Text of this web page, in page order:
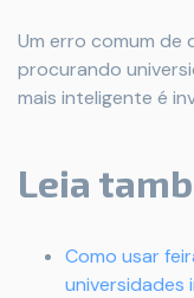
Um erro comum de
procurando
mais inteligente é
Leia
Como usar
universidades